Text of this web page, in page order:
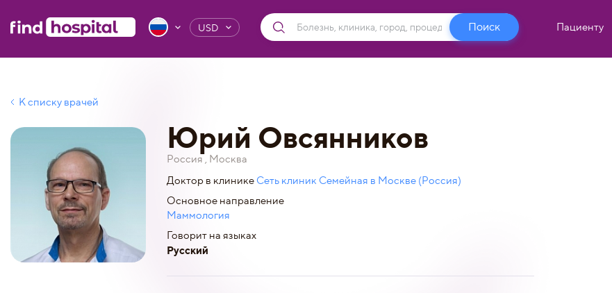
USD Пациенту
К списку врачей
Юрий Овсянников
Россия , Москва
Доктор в клинике Сеть клиник Семейная в Москве (Россия)
Основное направление
Маммология
Говорит на языках
Русский